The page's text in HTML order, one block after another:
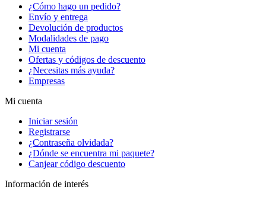
¿Cómo hago un pedido?
Envío y entrega
Devolución de productos
Modalidades de pago
Mi cuenta
Ofertas y códigos de descuento
¿Necesitas más ayuda?
Empresas
Mi cuenta
Iniciar sesión
Registrarse
¿Contraseña olvidada?
¿Dónde se encuentra mi paquete?
Canjear código descuento
Información de interés